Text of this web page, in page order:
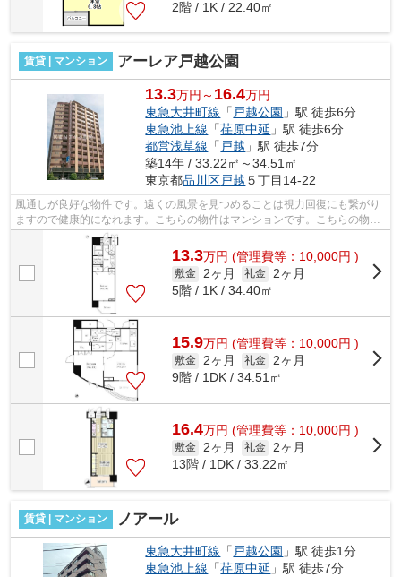
2階 / 1K / 22.40㎡
賃貸 | マンション アーレア戸越公園
13.3万円～ 16.4万円
東急大井町線 「 戸越公園 」駅 徒歩6分
東急池上線 「荏原中延 」駅 徒歩6分
都営浅草線 「 戸越 」駅 徒歩7分
築14年 / 33.22㎡～34.51㎡
東京都品川区戸越 ５丁目14-22
風通しが良好な物件です。遠くの風景を見つめることは視力回復にも繋がり
ますので健康的になれます。こちらの物件はマンションです。こちらの物件
は2駅が近くにあり便利です。駅から徒...
13.3万円 (管理費等：10,000円 )
敷金 2ヶ月 礼金 2ヶ月
5階 / 1K / 34.40㎡
15.9万円 (管理費等：10,000円 )
敷金 2ヶ月 礼金 2ヶ月
9階 / 1DK / 34.51㎡
16.4万円 (管理費等：10,000円 )
敷金 2ヶ月 礼金 2ヶ月
13階 / 1DK / 33.22㎡
賃貸 | マンション ノアール
東急大井町線 「 戸越公園 」駅 徒歩1分
東急池上線 「荏原中延 」駅 徒歩7分